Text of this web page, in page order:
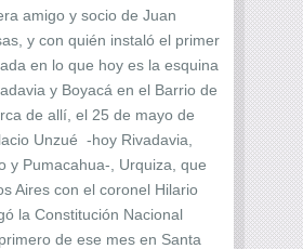
amigo y socio de Juan
y con quién instaló el primer
en lo que hoy es la esquina
y Boyacá en el Barrio de
de allí, el 25 de mayo de
Unzué -hoy Rivadavia,
y Pumacahua-, Urquiza, que
Aires con el coronel Hilario
la Constitución Nacional
de ese mes en Santa